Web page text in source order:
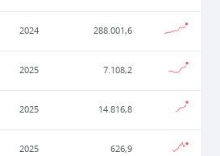
2024 288.001,6
2025 7.108,2
2025 14.816,8
2025 626,9